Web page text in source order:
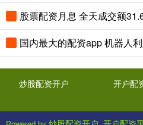
炒股配资开户 开户配